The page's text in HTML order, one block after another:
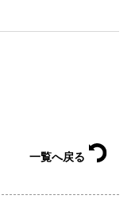
一覧へ戻る